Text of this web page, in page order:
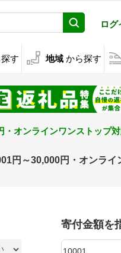
ログ
す 地域 から探す
・オンラインワンストップ
円～30,000円・オンラ
寄付金額を